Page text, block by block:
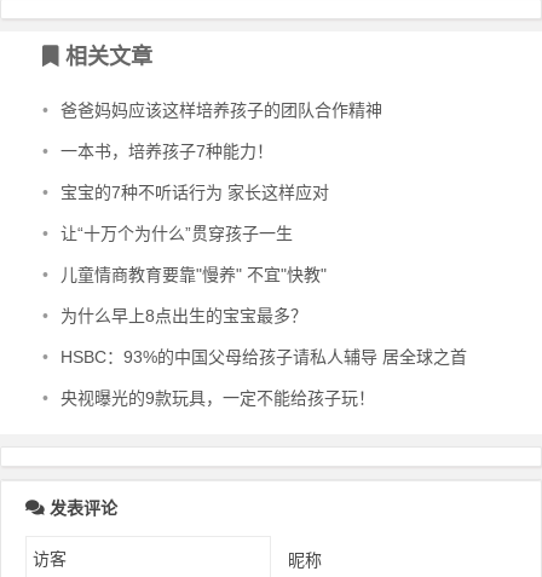
相关文章
• 爸爸妈妈应该这样培养孩子的团队合作精神
• 一本书，培养孩子7种能力！
• 宝宝的7种不听话行为 家长这样应对
• 让“十万个为什么”贯穿孩子一生
• 儿童情商教育要靠"慢养" 不宜"快教"
• 为什么早上8点出生的宝宝最多？
• HSBC：93%的中国父母给孩子请私人辅导 居全球之首
• 央视曝光的9款玩具，一定不能给孩子玩！
发表评论
昵称